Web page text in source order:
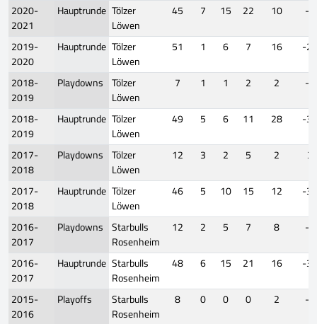
2020-
2021
Hauptrunde Tölzer
Löwen
45 7 15 22 10
-7
2019-
2020
Hauptrunde Tölzer
Löwen
51 1 6 7 16
-28
2018-
2019
Playdowns Tölzer
Löwen
7 1 1 2 2
-1
2018-
2019
Hauptrunde Tölzer
Löwen
49 5 6 11 28
-31
2017-
2018
Playdowns Tölzer
Löwen
12 3 2 5 2
3
2017-
2018
Hauptrunde Tölzer
Löwen
46 5 10 15 12
-31
2016-
2017
Playdowns Starbulls
Rosenheim
12 2 5 7 8
-2
2016-
2017
Hauptrunde Starbulls
Rosenheim
48 6 15 21 16
-32
2015-
2016
Playoffs
Starbulls
Rosenheim
8 0 0 0 2
-9